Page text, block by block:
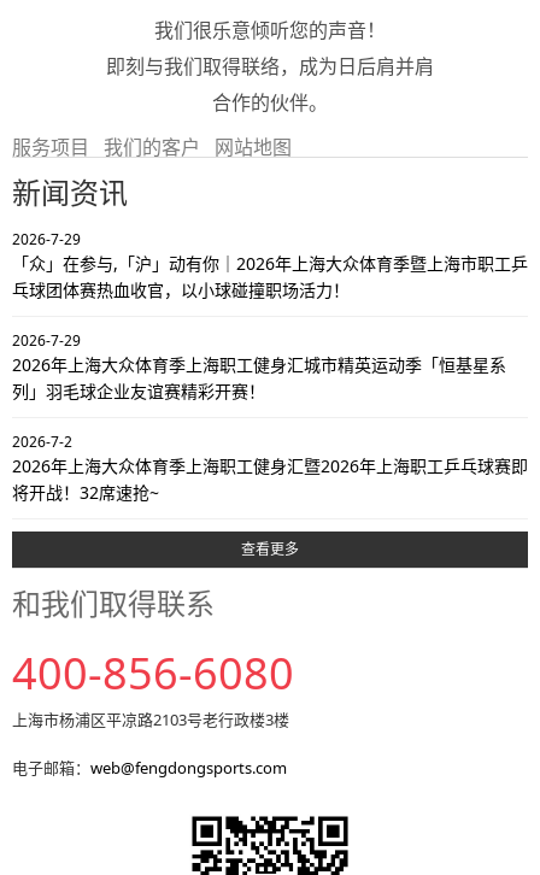
我们很乐意倾听您的声音！
即刻与我们取得联络，成为日后肩并肩
合作的伙伴。
服务项目
我们的客户 网站地图
新闻资讯
2026-7-29
「众」在参与,「沪」动有你｜2026年上海大众体育季暨上海市职工乒
乓球团体赛热血收官，以小球碰撞职场活力！
2026-7-29
2026年上海大众体育季上海职工健身汇城市精英运动季「恒基星系
列」羽毛球企业友谊赛精彩开赛！
2026-7-2
2026年上海大众体育季上海职工健身汇暨2026年上海职工乒乓球赛即
将开战！32席速抢~
查看更多
和我们取得联系
400-856-6080
上海市杨浦区平凉路2103号老行政楼3楼
电子邮箱： web@fengdongsports.com